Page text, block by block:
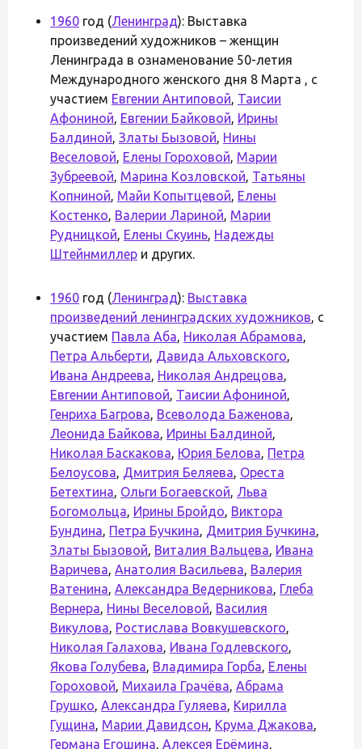
1960 год (Ленинград): Выставка
произведений художников – женщин
Ленинграда в ознаменование 50-летия
Международного женского дня 8 Марта , с
участием Евгении Антиповой, Таисии
Афониной, Евгении Байковой, Ирины
Балдиной, Златы Бызовой, Нины
Веселовой, Елены Гороховой, Марии
Зубреевой, Марина Козловской, Татьяны
Копниной, Майи Копытцевой, Елены
Костенко, Валерии Лариной, Марии
Рудницкой, Елены Скуинь, Надежды
Штейнмиллер и других.
1960 год (Ленинград): Выставка
произведений ленинградских художников, с
участием Павла Аба, Николая Абрамова,
Петра Альберти, Давида Альховского,
Ивана Андреева, Николая Андрецова,
Евгении Антиповой, Таисии Афониной,
Генриха Багрова, Всеволода Баженова,
Леонида Байкова, Ирины Балдиной,
Николая Баскакова, Юрия Белова, Петра
Белоусова, Дмитрия Беляева, Ореста
Бетехтина, Ольги Богаевской, Льва
Богомольца, Ирины Бройдо, Виктора
Бундина, Петра Бучкина, Дмитрия Бучкина,
Златы Бызовой, Виталия Вальцева, Ивана
Варичева, Анатолия Васильева, Валерия
Ватенина, Александра Ведерникова, Глеба
Вернера, Нины Веселовой, Василия
Викулова, Ростислава Вовкушевского,
Николая Галахова, Ивана Годлевского,
Якова Голубева, Владимира Горба, Елены
Гороховой, Михаила Грачёва, Абрама
Грушко, Александра Гуляева, Кирилла
Гущина, Марии Давидсон, Крума Джакова,
Германа Егошина, Алексея Ерёмина,